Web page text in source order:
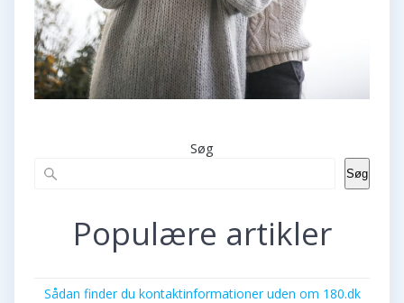
Søg
Søg
Populære artikler
Sådan finder du kontaktinformationer uden om 180.dk